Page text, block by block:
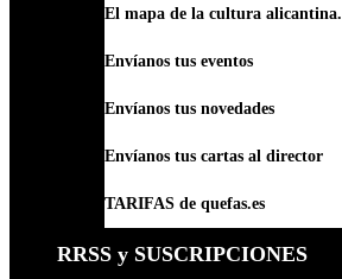
El mapa de la cultura alicantina.
Envíanos tus eventos
Envíanos tus novedades
Envíanos tus cartas al director
TARIFAS de quefas.es
RRSS y SUSCRIPCIONES